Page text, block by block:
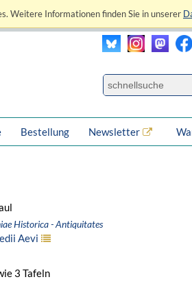
Weitere Informationen finden Sie in unserer
Bestellung Newsletter
Historica - Antiquitates
Aevi
3 Tafeln